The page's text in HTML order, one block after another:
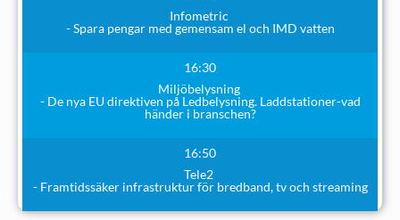
Infometric
- Spara pengar med gemensam el och IMD vatten
16:30
Miljöbelysning
- De nya EU direktiven på Ledbelysning. Laddstationer-vad
händer i branschen?
16:50
Tele2
- Framtidssäker infrastruktur för bredband, tv och streaming